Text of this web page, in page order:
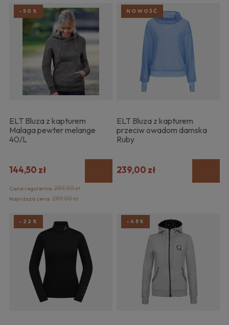
ELT Bluza z kapturem
Malaga pewter melange
40/L
144,50 zł
Cena regularna: 289,00 zł
Najniższa cena: 289,00 zł
-50%
ELT Bluza z kapturem
przeciw owadom damska
Ruby
239,00 zł
NOWOŚĆ
-22% -45%